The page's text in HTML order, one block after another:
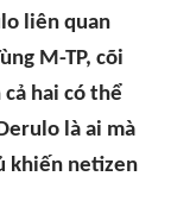
liên quan
M-TP, cõi
hai có thể
là ai mà
khiến netizen